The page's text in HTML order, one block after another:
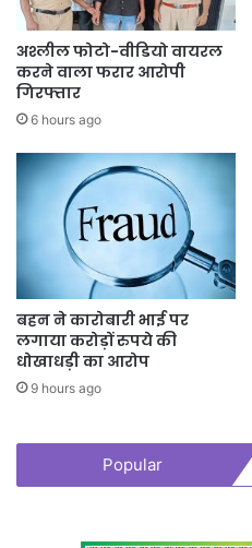
अश्लील फोटो-वीडियो वायरल
करने वाला फरार आरोपी
गिरफ्तार
6 hours ago
बहन ने कारोबारी भाई पर
लगाया करोड़ों रुपये की
धोखाधड़ी का आरोप
9 hours ago
Popular